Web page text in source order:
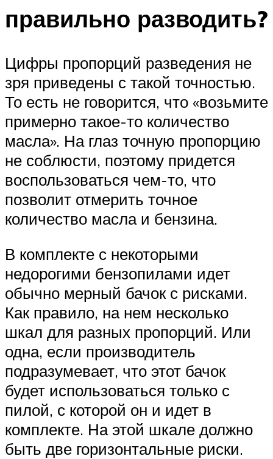
правильно разводить?
Цифры пропорций разведения не
зря приведены с такой точностью.
То есть не говорится, что «возьмите
примерно такое-то количество
масла». На глаз точную пропорцию
не соблюсти, поэтому придется
воспользоваться чем-то, что
позволит отмерить точное
количество масла и бензина.
В комплекте с некоторыми
недорогими бензопилами идет
обычно мерный бачок с рисками.
Как правило, на нем несколько
шкал для разных пропорций. Или
одна, если производитель
подразумевает, что этот бачок
будет использоваться только с
пилой, с которой он и идет в
комплекте. На этой шкале должно
быть две горизонтальные риски.